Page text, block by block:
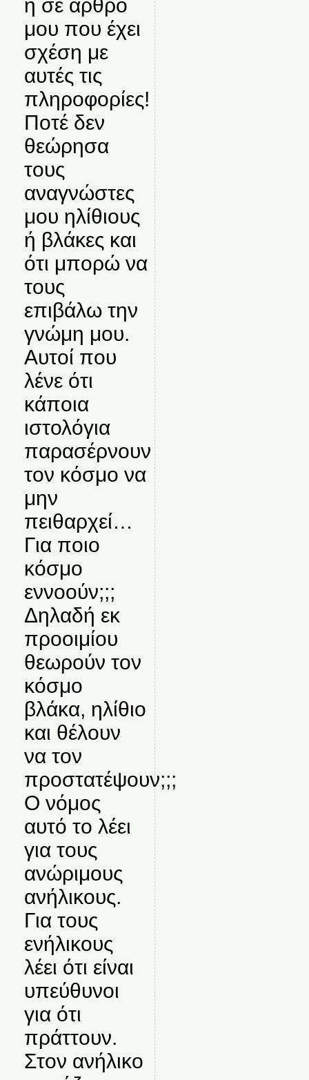
ή σε άρθρο
μου που έχει
σχέση με
αυτές τις
πληροφορίες!
Ποτέ δεν
θεώρησα
τους
αναγνώστες
μου ηλίθιους
ή βλάκες και
ότι μπορώ να
τους
επιβάλω την
γνώμη μου.
Αυτοί που
λένε ότι
κάποια
ιστολόγια
παρασέρνουν
τον κόσμο να
μην
πειθαρχεί…
Για ποιο
κόσμο
εννοούν;;;
Δηλαδή εκ
προοιμίου
θεωρούν τον
κόσμο
βλάκα, ηλίθιο
και θέλουν
να τον
προστατέψουν;;;
Ο νόμος
αυτό το λέει
για τους
ανώριμους
ανήλικους.
Για τους
ενήλικους
λέει ότι είναι
υπεύθυνοι
για ότι
πράττουν.
Στον ανήλικο